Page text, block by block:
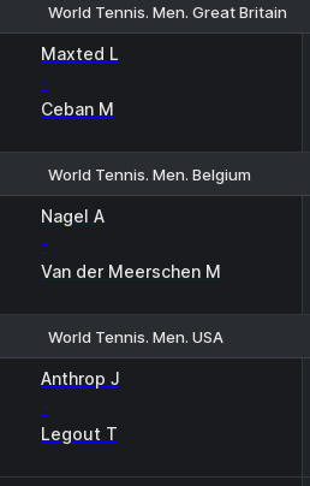
World Tennis. Men. Great Britain
Maxted L
-
Ceban M
World Tennis. Men. Belgium
Nagel A
-
Van der Meerschen M
World Tennis. Men. USA
Anthrop J
-
Legout T